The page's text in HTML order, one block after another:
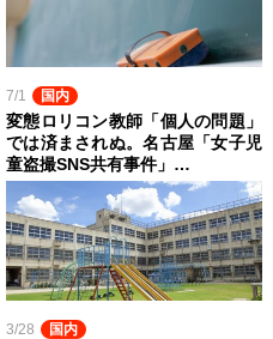
7/1 国内
変態ロリコン教師「個人の問題」
では済まされぬ。名古屋「女子児
童盗撮SNS共有事件」…
3/28 国内